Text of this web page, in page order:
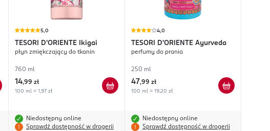
5,0
TESORI D'ORIENTE Ikigai
płyn zmiękczający do tkanin
760 ml
14,99 zł
100 ml = 1,97 zł
Niedostępny online
Sprawdź dostępność w drogerii
4,0
TESORI D'ORIENTE Ayurveda
perfumy do prania
250 ml
47,99 zł
100 ml = 19,20 zł
Niedostępny online
Sprawdź dostępność w drogerii